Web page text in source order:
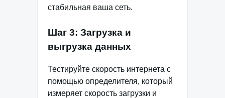
стабильная ваша сеть.
Шаг 3: Загрузка и
выгрузка данных
Тестируйте скорость интернета с
помощью определителя, который
измеряет скорость загрузки и